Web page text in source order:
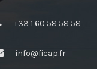
+33 1 60 58 58 58
info@ficap.fr